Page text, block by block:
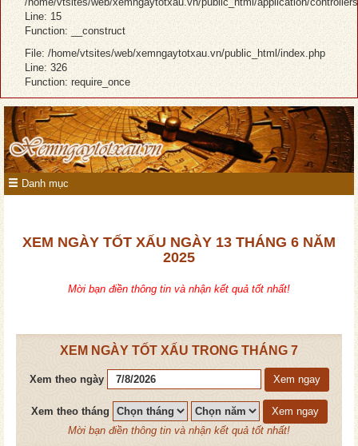
Line: 15
Function: __construct
File: /home/vtsites/web/xemngaytotxau.vn/public_html/index.php
Line: 326
Function: require_once
Danh mục
XEM NGÀY TỐT XẤU NGÀY 13 THÁNG 6 NĂM
2025
Mời bạn điền thông tin và nhận kết quả tốt nhất!
XEM NGÀY TỐT XẤU TRONG THÁNG 7
Xem theo ngày Xem ngay
Xem theo tháng
Xem ngay
Mời bạn điền thông tin và nhận kết quả tốt nhất!